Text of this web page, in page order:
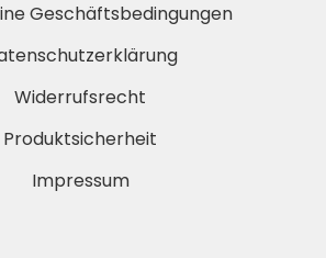
Geschäftsbedingungen
Widerrufsrecht
Produktsicherheit
Impressum